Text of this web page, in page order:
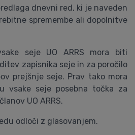
dnevni red, ki je naveden
spremembe ali dopolnitve
seje UO ARRS mora biti
zapisnika seje in za poročilo
prejšnje seje. Prav tako mora
vsake seje posebna točka za
UO ARRS.
odloči z glasovanjem.